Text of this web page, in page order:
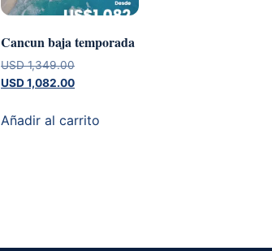
Cancun baja temporada
USD1,349.00El
precio
era:
USD1,082.00El
actual
Añadir al carrito